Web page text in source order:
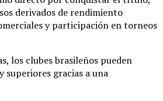
derivados de rendimiento
y participación en torneos
los clubes brasileños pueden
superiores gracias a una